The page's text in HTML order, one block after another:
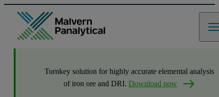
Turnkey solution for highly accurate elemental analysis
of iron ore and DRI.Download now